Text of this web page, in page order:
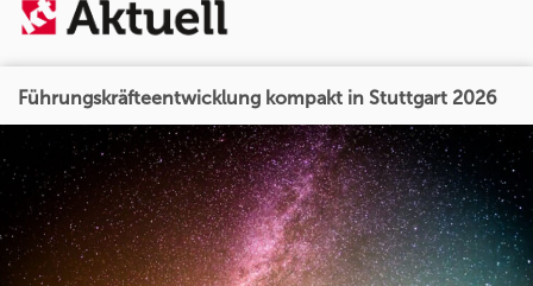
Führungskräfteentwicklung kompakt in Stuttgart 2026